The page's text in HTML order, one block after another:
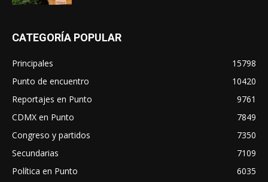
CATEGORÍA POPULAR
Principales
15798
Punto de encuentro
10420
Reportajes en Punto
9761
CDMX en Punto
7849
Congreso y partidos
7350
Secundarias
7109
Política en Punto
6035